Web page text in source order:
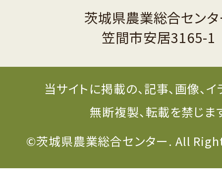
茨城県農業総合セン
笠間市安居3165-1
当サイトに掲載の、記事、画像、
無断複製、転載を禁じま
©茨城県農業総合センター. All